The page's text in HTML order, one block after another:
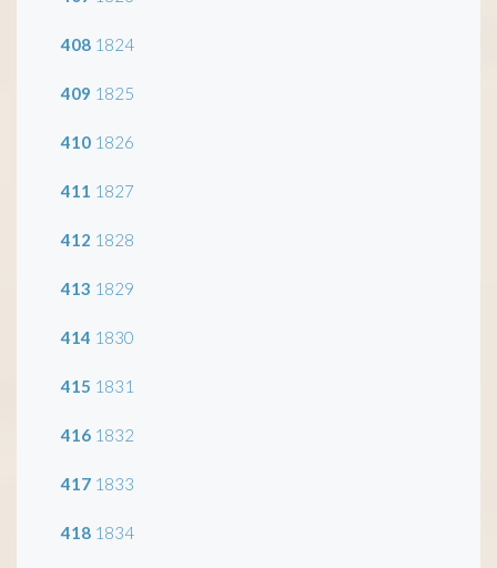
408 1824
409 1825
410 1826
411 1827
412 1828
413 1829
414 1830
415 1831
416 1832
417 1833
418 1834